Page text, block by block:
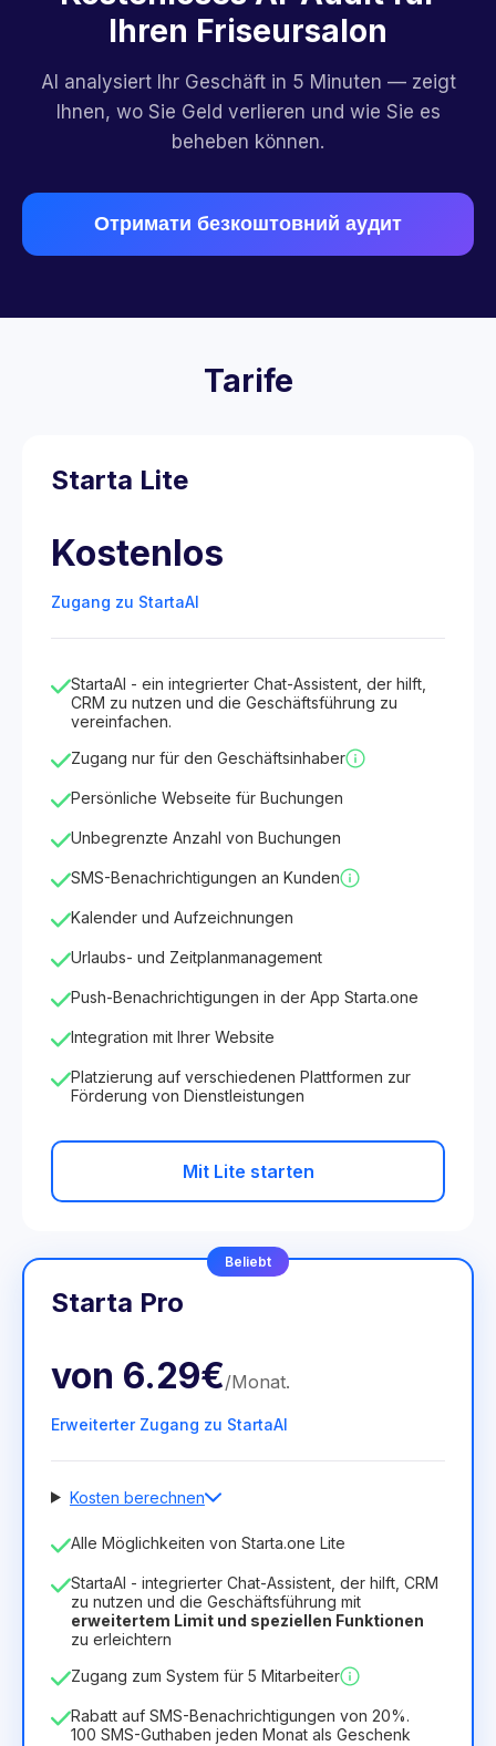
Ihren Friseursalon
AI analysiert Ihr Geschäft in 5 Minuten — zeigt
Ihnen, wo Sie Geld verlieren und wie Sie es
beheben können.
Отримати безкоштовний аудит
Tarife
Starta Lite
Kostenlos
Zugang zu StartaAI
StartaAI - ein integrierter Chat-Assistent, der hilft,
CRM zu nutzen und die Geschäftsführung zu
vereinfachen.
Zugang nur für den Geschäftsinhaber
Persönliche Webseite für Buchungen
Unbegrenzte Anzahl von Buchungen
SMS-Benachrichtigungen an Kunden
Kalender und Aufzeichnungen
Urlaubs- und Zeitplanmanagement
Push-Benachrichtigungen in der App Starta.one
Integration mit Ihrer Website
Platzierung auf verschiedenen Plattformen zur
Förderung von Dienstleistungen
Mit Lite starten
Beliebt
Starta Pro
von 6.29€/Monat.
Erweiterter Zugang zu StartaAI
Kosten berechnen
Anzahl der Mitarbeiter
Dauer der Lizenz
12 Months(Rabatt -25%) Vorteilhaft
8.99€ 6.29€ /Monat
Alle Möglichkeiten von Starta.one Lite
StartaAI - integrierter Chat-Assistent, der hilft, CRM
zu nutzen und die Geschäftsführung mit
erweitertem Limit und speziellen Funktionen
zu erleichtern
Zugang zum System für 5 Mitarbeiter
Rabatt auf SMS-Benachrichtigungen von 20%.
100 SMS-Guthaben jeden Monat als Geschenk